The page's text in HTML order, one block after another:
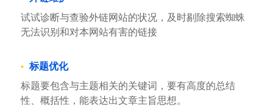
试试诊断与查验外链网站的状况，及时剔除搜索蜘蛛
无法识别和对本网站有害的链接
标题优化
标题要包含与主题相关的关键词，要有高度的总结
性、概括性，能表达出文章主旨思想。